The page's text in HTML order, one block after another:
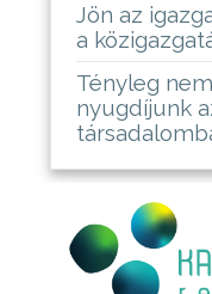
Jön az
a
Tényleg
nyugdíjunk